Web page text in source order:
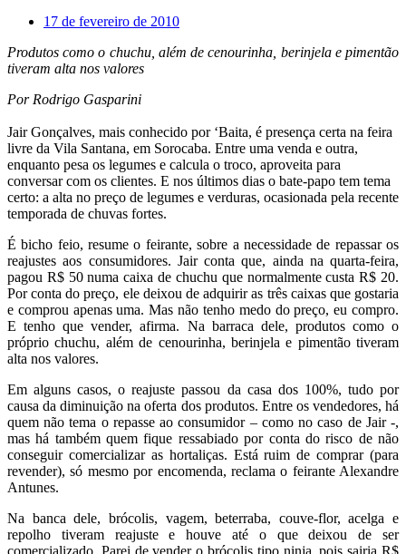
17 de fevereiro de 2010
Produtos como o chuchu, além de cenourinha, berinjela e pimentão
tiveram alta nos valores
Por Rodrigo Gasparini
Jair Gonçalves, mais conhecido por ‘Baita, é presença certa na feira
livre da Vila Santana, em Sorocaba. Entre uma venda e outra,
enquanto pesa os legumes e calcula o troco, aproveita para
conversar com os clientes. E nos últimos dias o bate-papo tem tema
certo: a alta no preço de legumes e verduras, ocasionada pela recente
temporada de chuvas fortes.
É bicho feio, resume o feirante, sobre a necessidade de repassar os
reajustes aos consumidores. Jair conta que, ainda na quarta-feira,
pagou R$ 50 numa caixa de chuchu que normalmente custa R$ 20.
Por conta do preço, ele deixou de adquirir as três caixas que gostaria
e comprou apenas uma. Mas não tenho medo do preço, eu compro.
E tenho que vender, afirma. Na barraca dele, produtos como o
próprio chuchu, além de cenourinha, berinjela e pimentão tiveram
alta nos valores.
Em alguns casos, o reajuste passou da casa dos 100%, tudo por
causa da diminuição na oferta dos produtos. Entre os vendedores, há
quem não tema o repasse ao consumidor – como no caso de Jair -,
mas há também quem fique ressabiado por conta do risco de não
conseguir comercializar as hortaliças. Está ruim de comprar (para
revender), só mesmo por encomenda, reclama o feirante Alexandre
Antunes.
Na banca dele, brócolis, vagem, beterraba, couve-flor, acelga e
repolho tiveram reajuste e houve até o que deixou de ser
comercializado. Parei de vender o brócolis tipo ninja, pois sairia R$